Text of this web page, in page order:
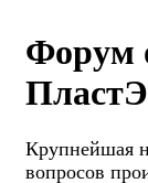
Форум
Крупнейшая
вопросов